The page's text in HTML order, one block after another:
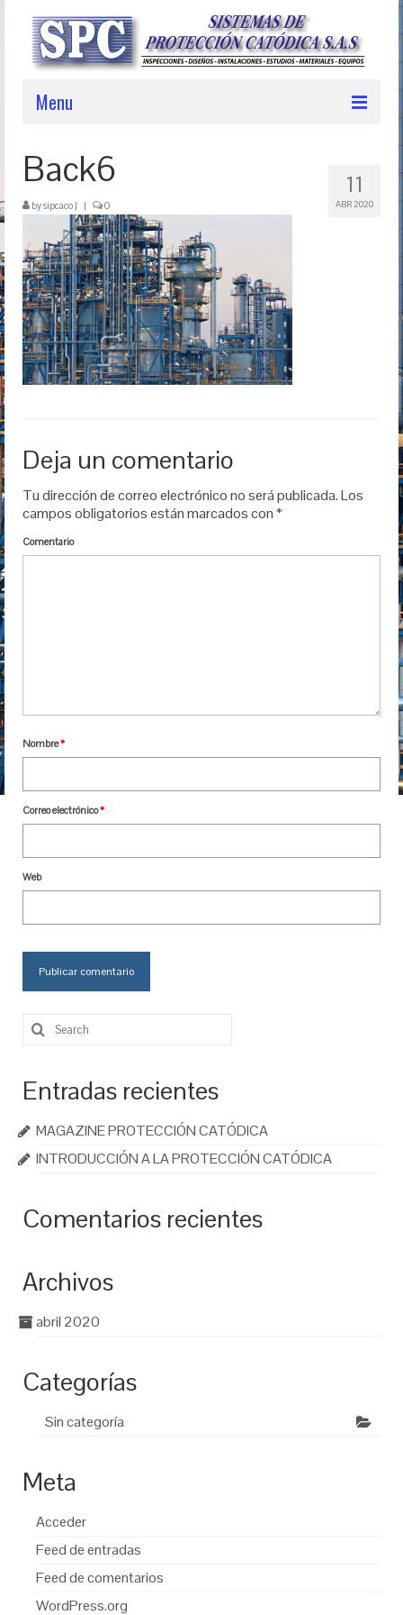
Menu
PRODUCTOS / EQUIPOS
EXPERIENCIA
SOLUCIONES TÉCNICAS
NOSOTROS
CONTACTENOS
11
ABR 2020
Back6
bysipcaco | | 0
Deja un comentario
Tu dirección de correo electrónico no será publicada.Los
campos obligatorios están marcados con*
Comentario
Nombre*
Correo electrónico*
Web
Search
for:
Entradas recientes
MAGAZINE PROTECCIÓN CATÓDICA
INTRODUCCIÓN A LA PROTECCIÓN CATÓDICA
Comentarios recientes
Archivos
abril 2020
Categorías
Sin categoría
Meta
Acceder
Feed de entradas
Feed de comentarios
WordPress.org